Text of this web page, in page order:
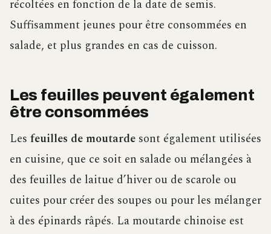
récoltées en fonction de la date de semis.
Suffisamment jeunes pour être consommées en
salade, et plus grandes en cas de cuisson.
Les feuilles peuvent également
être consommées
Les feuilles de moutarde sont également utilisées
en cuisine, que ce soit en salade ou mélangées à
des feuilles de laitue d’hiver ou de scarole ou
cuites pour créer des soupes ou pour les mélanger
à des épinards râpés. La moutarde chinoise est